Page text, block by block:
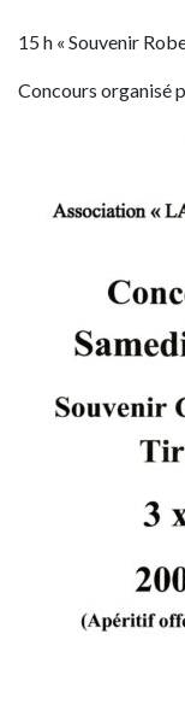
15 h « Souvenir
Concours organisé